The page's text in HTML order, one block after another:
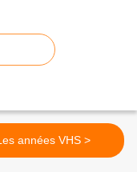
Les années VHS >